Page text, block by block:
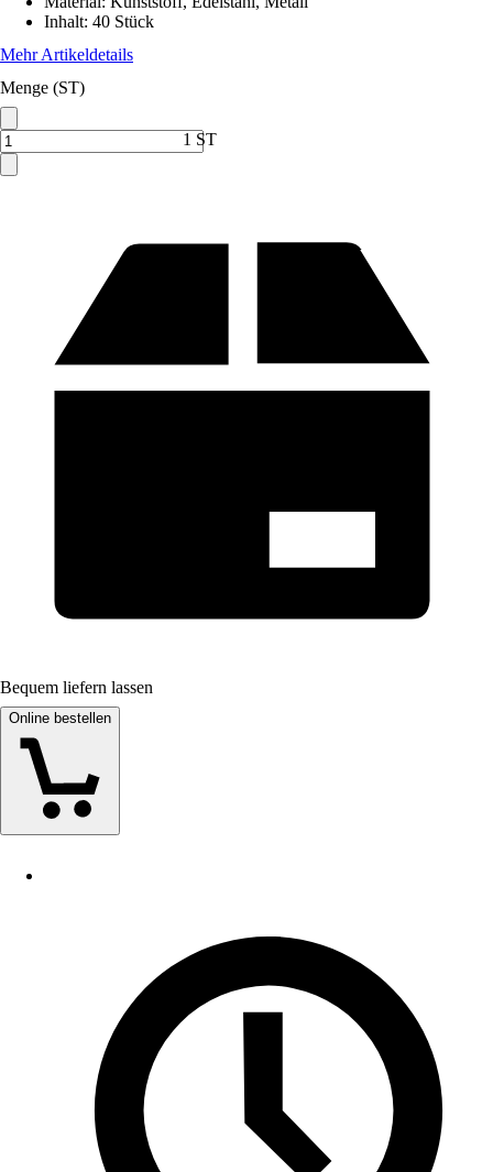
Inhalt: 40 Stück
Mehr Artikeldetails
Menge (ST)
1 ST
Bequem liefern lassen
Online bestellen